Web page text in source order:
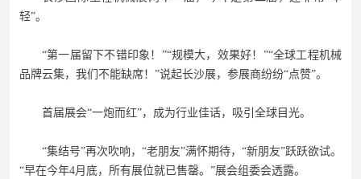
轻”。
“第一届留下不错印象！”“规模大，效果好！”“全球工程机械
品牌云集，我们不能缺席！”说起长沙展，参展商纷纷“点赞”。
首届展会“一炮而红”，成为行业佳话，吸引全球目光。
“集结号”再次吹响，“老朋友”满怀期待，“新朋友”跃跃欲试。
“早在今年4月底，所有展位就已售罄。”展会组委会透露。